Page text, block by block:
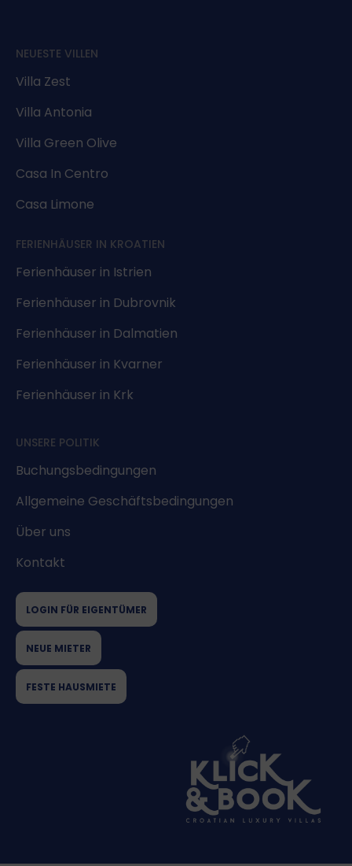
NEUESTE VILLEN
Villa Zest
Villa Antonia
Villa Green Olive
Casa In Centro
Casa Limone
FERIENHÄUSER IN KROATIEN
Ferienhäuser in Istrien
Ferienhäuser in Dubrovnik
Ferienhäuser in Dalmatien
Ferienhäuser in Kvarner
Ferienhäuser in Krk
UNSERE POLITIK
Buchungsbedingungen
Allgemeine Geschäftsbedingungen
Über uns
Kontakt
LOGIN FÜR EIGENTÜMER
NEUE MIETER
FESTE HAUSMIETE